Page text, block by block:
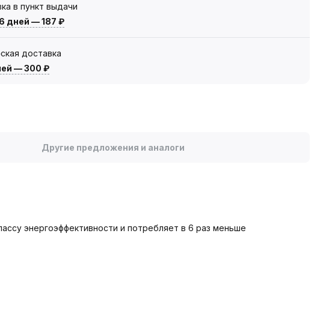
в пункт выдачи
дней —187 ₽
доставка
—300 ₽
Другие предложения и аналоги
энергоэффективности и потребляет в 6 раз меньше